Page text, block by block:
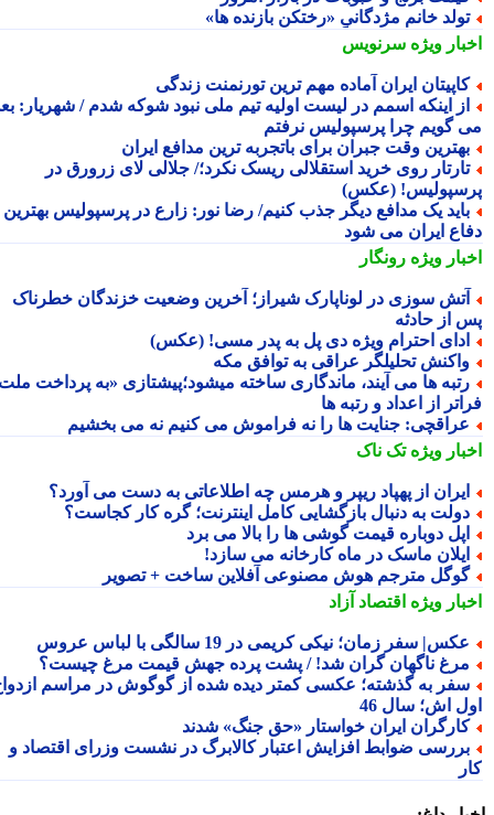
خانم مژدگانیِِ «رختکن بازنده ها»
ویژهسرنویس
ایران آماده مهم ترین تورنمنت زندگی
اینکه اسمم در لیست اولیه تیم ملی نبود شوکه شدم / شهریار: بعدا
گویم چرا پرسپولیس نرفتم
وقت جبران برای باتجربه ترین مدافع ایران
روی خرید استقلالی ریسک نکرد؛/ جلالی لای زرورق در
(عکس)
یک مدافع دیگر جذب کنیم/ رضا نور: زارع در پرسپولیس بهترین
ایران می شود
ویژهرونگار
سوزی در لوناپارک شیراز؛ آخرین وضعیت خزندگان خطرناک
از حادثه
احترام ویژه دی پل به پدر مسی! (عکس)
تحلیلگر عراقی به توافق مکه
ها می آیند، ماندگاری ساخته میشود؛پیشتازی «به پرداخت ملت
از اعداد و رتبه ها
جنایت ها را نه فراموش می کنیم نه می بخشیم
ویژهتک ناک
از پهپاد ریپر و هرمس چه اطلاعاتی به دست می آورد؟
به دنبال بازگشایی کامل اینترنت؛ گره کار کجاست؟
دوباره قیمت گوشی ها را بالا می برد
ماسک در ماه کارخانه می سازد!
مترجم هوش مصنوعی آفلاین ساخت + تصویر
ویژهاقتصاد آزاد
سفر زمان؛ نیکی کریمی در 19 سالگی با لباس عروس
ناگهان گران شد! / پشت پرده جهش قیمت مرغ چیست؟
به گذشته؛ عکسی کمتر دیده شده از گوگوش در مراسم ازدواج
اش؛ سال 46
ایران خواستار «حق جنگ» شدند
ضوابط افزایش اعتبار کالابرگ در نشست وزرای اقتصاد و